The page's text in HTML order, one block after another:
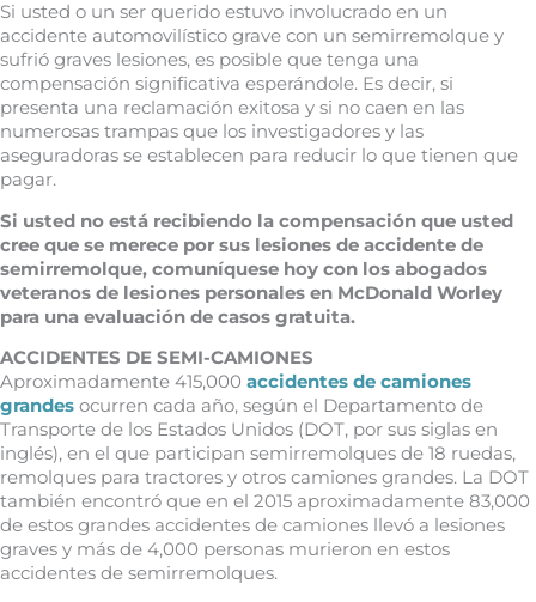
Si usted o un ser querido estuvo involucrado en un
accidente automovilístico grave con un semirremolque y
sufrió graves lesiones, es posible que tenga una
compensación significativa esperándole. Es decir, si
presenta una reclamación exitosa y si no caen en las
numerosas trampas que los investigadores y las
aseguradoras se establecen para reducir lo que tienen que
pagar.
Si usted no está recibiendo la compensación que usted
cree que se merece por sus lesiones de accidente de
semirremolque, comuníquese hoy con los abogados
veteranos de lesiones personales en McDonald Worley
para una evaluación de casos gratuita.
ACCIDENTES DE SEMI-CAMIONES
Aproximadamente 415,000 accidentes de camiones
grandes ocurren cada año, según el Departamento de
Transporte de los Estados Unidos (DOT, por sus siglas en
inglés), en el que participan semirremolques de 18 ruedas,
remolques para tractores y otros camiones grandes. La DOT
también encontró que en el 2015 aproximadamente 83,000
de estos grandes accidentes de camiones llevó a lesiones
graves y más de 4,000 personas murieron en estos
accidentes de semirremolques.